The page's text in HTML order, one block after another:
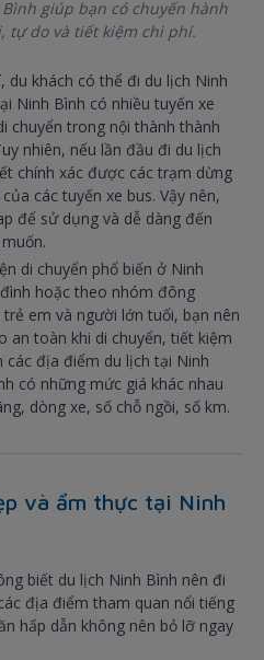
giúp bạn có chuyến hành
tự do và tiết kiệm chi phí.
du khách có thể đi du lịch Ninh
Ninh Bình có nhiều tuyến xe
chuyển trong nội thành thành
nhiên, nếu lần đầu đi du lịch
chính xác được các trạm dừng
các tuyến xe bus. Vậy nên,
để sử dụng và dễ dàng đến
di chuyển phổ biến ở Ninh
hoặc theo nhóm đông
em và người lớn tuổi, bạn nên
an toàn khi di chuyển, tiết kiệm
các địa điểm du lịch tại Ninh
có những mức giá khác nhau
dòng xe, số chỗ ngồi, số km.
và ẩm thực tại Ninh
biết du lịch Ninh Bình nên đi
địa điểm tham quan nổi tiếng
hấp dẫn không nên bỏ lỡ ngay